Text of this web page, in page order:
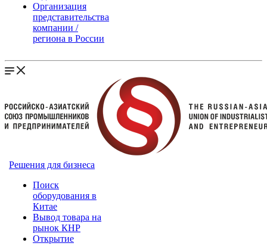
Организация
представительства
компании /
региона в России
Решения для бизнеса
Поиск
оборудования в
Китае
Вывод товара на
рынок КНР
Открытие